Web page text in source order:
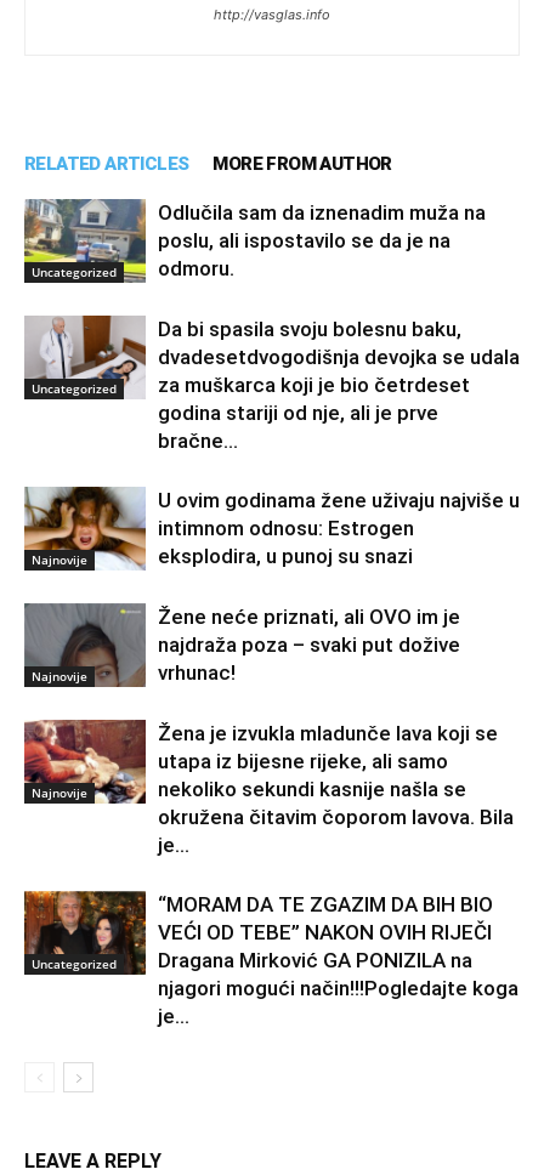
http://vasglas.info
RELATED ARTICLES MORE FROM AUTHOR
Uncategorized
Odlučila sam da iznenadim muža na
poslu, ali ispostavilo se da je na
odmoru.
Uncategorized
Da bi spasila svoju bolesnu baku,
dvadesetdvogodišnja devojka se udala
za muškarca koji je bio četrdeset
godina stariji od nje, ali je prve
bračne...
Najnovije
U ovim godinama žene uživaju najviše u
intimnom odnosu: Estrogen
eksplodira, u punoj su snazi
Najnovije
Žene neće priznati, ali OVO im je
najdraža poza – svaki put dožive
vrhunac!
Najnovije
Žena je izvukla mladunče lava koji se
utapa iz bijesne rijeke, ali samo
nekoliko sekundi kasnije našla se
okružena čitavim čoporom lavova. Bila
je...
Uncategorized
“MORAM DA TE ZGAZIM DA BIH BIO
VEĆI OD TEBE” NAKON OVIH RIJEČI
Dragana Mirković GA PONIZILA na
njagori mogući način!!!Pogledajte koga
je...
LEAVE A REPLY